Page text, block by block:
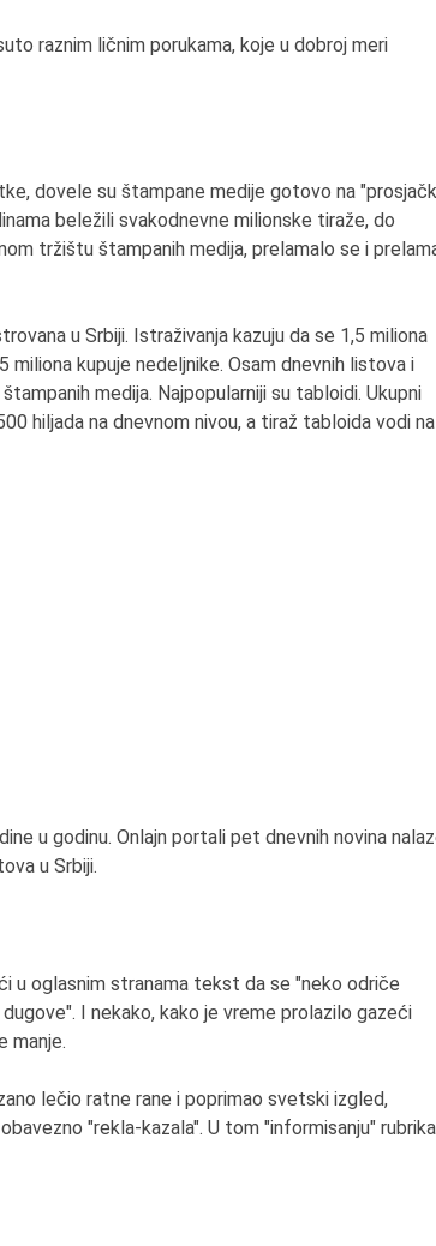
raznim ličnim porukama, koje u dobroj meri
dovele su štampane medije gotovo na
beležili svakodnevne milionske tiraže, do
tržištu štampanih medija, prelamalo se i
u Srbiji. Istraživanja kazuju da se 1,5 miliona
kupuje nedeljnike. Osam dnevnih listova i
medija. Najpopularniji su tabloidi. Ukupni
hiljada na dnevnom nivou, a tiraž tabloida vodi na
u godinu. Onlajn portali pet dnevnih novina
u Srbiji.
u oglasnim stranama tekst da se "neko odriče
I nekako, kako je vreme prolazilo gazeći
manje.
lečio ratne rane i poprimao svetski izgled,
"rekla-kazala". U tom "informisanju" rubrika